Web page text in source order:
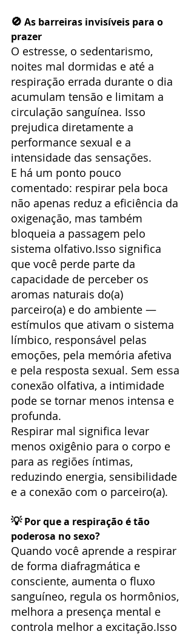
🚫 As barreiras invisíveis para o
prazer
O estresse, o sedentarismo,
noites mal dormidas e até a
respiração errada durante o dia
acumulam tensão e limitam a
circulação sanguínea. Isso
prejudica diretamente a
performance sexual e a
intensidade das sensações.
E há um ponto pouco
comentado: respirar pela boca
não apenas reduz a eficiência da
oxigenação, mas também
bloqueia a passagem pelo
sistema olfativo.Isso significa
que você perde parte da
capacidade de perceber os
aromas naturais do(a)
parceiro(a) e do ambiente —
estímulos que ativam o sistema
límbico, responsável pelas
emoções, pela memória afetiva
e pela resposta sexual. Sem essa
conexão olfativa, a intimidade
pode se tornar menos intensa e
profunda.
Respirar mal significa levar
menos oxigênio para o corpo e
para as regiões íntimas,
reduzindo energia, sensibilidade
e a conexão com o parceiro(a).
💡 Por que a respiração é tão
poderosa no sexo?
Quando você aprende a respirar
de forma diafragmática e
consciente, aumenta o fluxo
sanguíneo, regula os hormônios,
melhora a presença mental e
controla melhor a excitação.Isso